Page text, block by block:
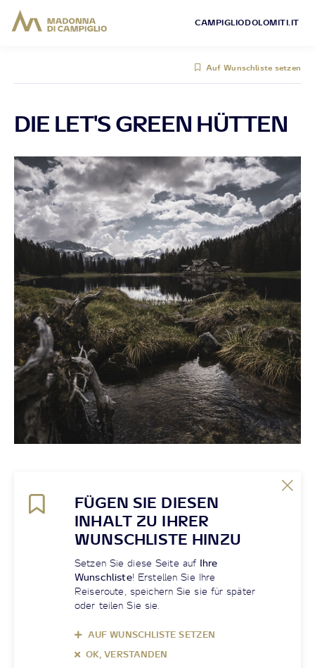
CAMPIGLIODOLOMITI.IT
Auf Wunschliste setzen
DIE LET'S GREEN HÜTTEN
FÜGEN SIE DIESEN
INHALT ZU IHRER
WUNSCHLISTE HINZU
Setzen Sie diese Seite auf Ihre
Wunschliste! Erstellen Sie Ihre
Reiseroute, speichern Sie sie für später
oder teilen Sie sie.
AUF WUNSCHLISTE SETZEN
OK, VERSTANDEN